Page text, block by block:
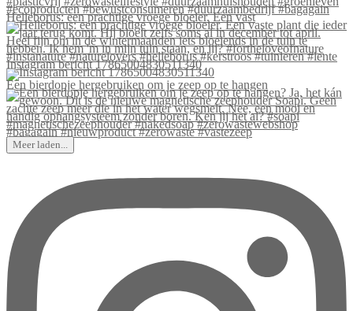
Helleborus: een prachtige vroege bloeier. Een vast
Instagram bericht 17865004830511340
Een bierdopje hergebruiken om je zeep op te hangen
Meer laden...